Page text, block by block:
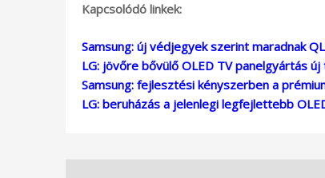
Kapcsolódó linkek:
Samsung: új védjegyek szerint maradnak
LG: jövőre bővülő OLED TV panelgyártás új
Samsung: fejlesztési kényszerben a
LG: beruházás a jelenlegi legfejlettebb